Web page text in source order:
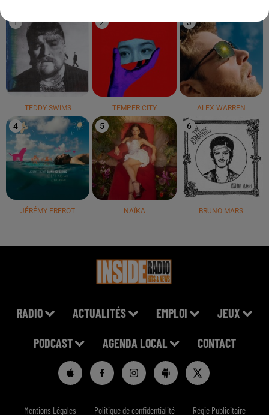
1
TEDDY SWIMS
2
TEMPER CITY
3
ALEX WARREN
4
JÉRÉMY FREROT
5
NAÏKA
6
BRUNO MARS
RADIO ACTUALITÉS EMPLOI JEUX
PODCAST AGENDA LOCAL CONTACT
Mentions Légales Politique de confidentialité Régie Publicitaire